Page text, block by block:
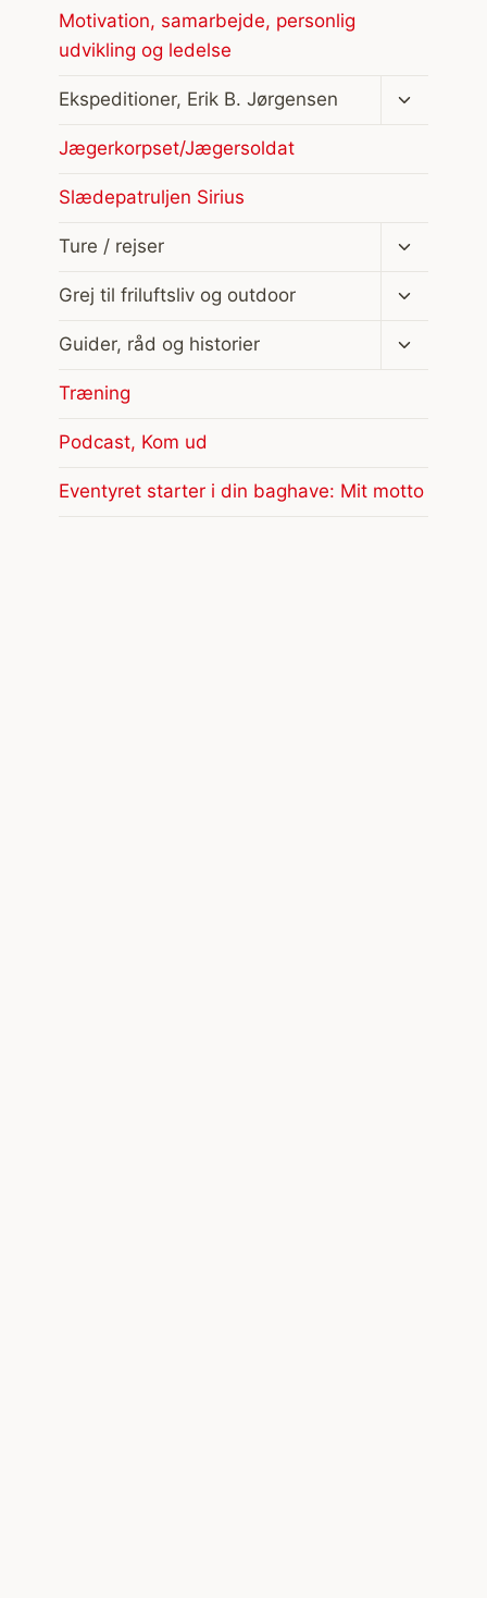
Motivation, samarbejde, personlig
udvikling og ledelse
Ekspeditioner, Erik B. Jørgensen
Skift
Jægerkorpset/Jægersoldat
Slædepatruljen Sirius
Ture / rejser
Skift
Grej til friluftsliv og outdoor
Skift
Guider, råd og historier
Skift
Træning
Podcast, Kom ud
Eventyret starter i din baghave: Mit motto